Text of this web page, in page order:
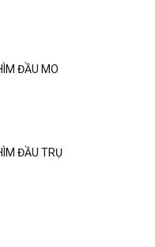
ĐẦU MO
ĐẦU TRỤ